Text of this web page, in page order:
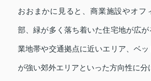
おおまかに見ると、商業施設やオフ
部、緑が多く落ち着いた住宅地が広
業地帯や交通拠点に近いエリア、ベ
が強い郊外エリアといった方向性に分